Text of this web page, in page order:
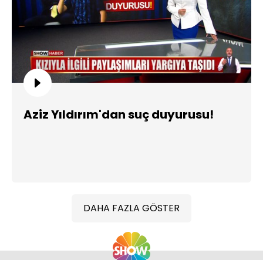
Aziz Yıldırım'dan suç duyurusu!
DAHA FAZLA GÖSTER